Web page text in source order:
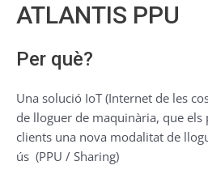
ATLANTIS PPU
Per què?
Una solució IoT (Internet de les
de lloguer de maquinària, que
clients una nova modalitat de
ús (PPU / Sharing)